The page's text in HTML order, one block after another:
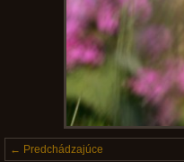
← Predchádzajúce